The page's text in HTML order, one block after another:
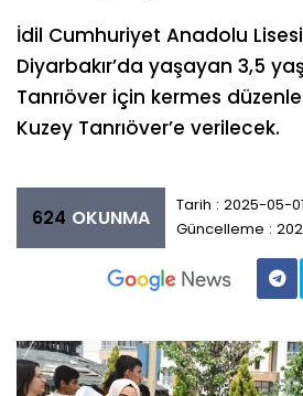
İdil Cumhuriyet Anadolu
Diyarbakır’da yaşayan 3,5
Tanrıöver için kermes
Kuzey Tanrıöver’e verilecek.
624 OKUNMA
Tarih : 2025-05-
Güncelleme :